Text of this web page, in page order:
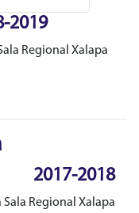
2019
Regional Xalapa
2017-2018
Sala Regional Xalapa